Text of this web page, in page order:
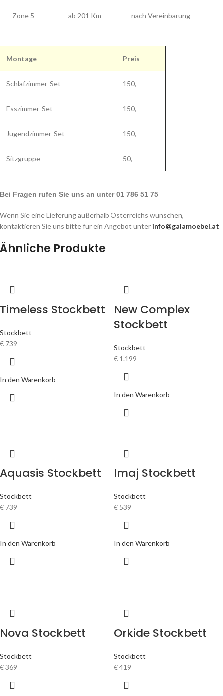
Zone 5 ab 201 Km nach Vereinbarung
Montage Preis
Schlafzimmer-Set 150,-
Esszimmer-Set 150,-
Jugendzimmer-Set 150,-
Sitzgruppe 50,-
Bei Fragen rufen Sie uns an unter 01 786 51 75
Wenn Sie eine Lieferung außerhalb Österreichs wünschen,
kontaktieren Sie uns bitte für ein Angebot unter info@galamoebel.at
Ähnliche Produkte
Timeless Stockbett
Stockbett
€ 739
In den Warenkorb
New Complex
Stockbett
Stockbett
€ 1.199
In den Warenkorb
Aquasis Stockbett
Stockbett
€ 739
In den Warenkorb
Imaj Stockbett
Stockbett
€ 539
In den Warenkorb
Nova Stockbett
Stockbett
€369
Orkide Stockbett
Stockbett
€419